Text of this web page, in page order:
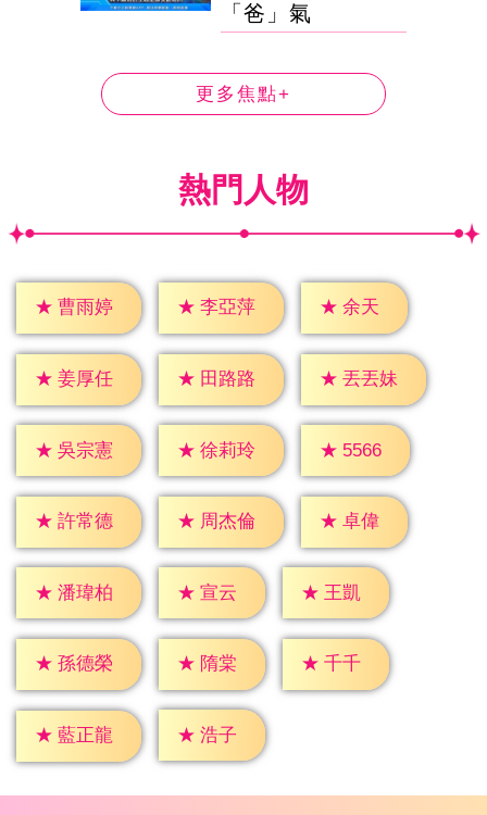
「爸」氣
更多焦點+
熱門人物
★ 曹雨婷 ★ 李亞萍 ★ 余天
★ 姜厚任 ★ 田路路 ★ 丟丟妹
★ 吳宗憲 ★ 徐莉玲 ★ 5566
★ 許常德 ★ 周杰倫 ★ 卓偉
★ 潘瑋柏 ★ 宣云 ★ 王凱
★ 孫德榮 ★ 隋棠 ★ 千千
★ 藍正龍 ★ 浩子